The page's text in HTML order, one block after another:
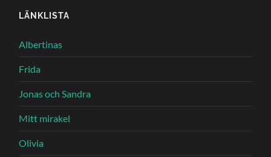
LÄNKLISTA
Albertinas
Frida
Jonas och Sandra
Mitt mirakel
Olivia